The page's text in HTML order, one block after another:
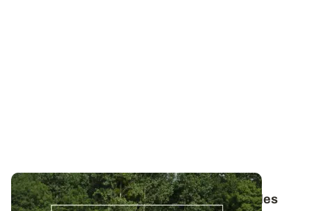
Bulletins de Santé du Végétal - Consultez les